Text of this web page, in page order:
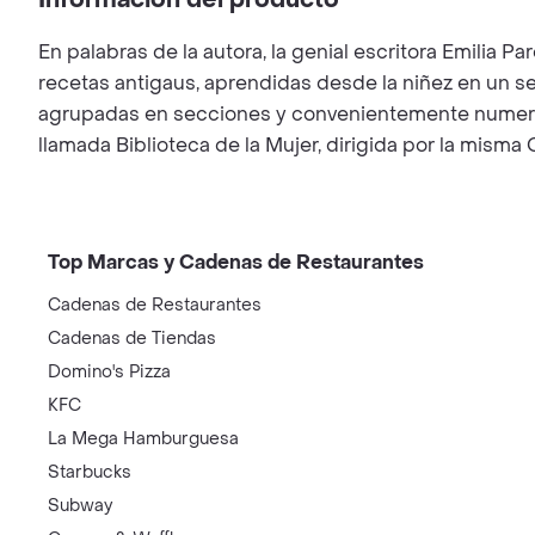
En palabras de la autora, la genial escritora Emilia
recetas antigaus, aprendidas desde la niñez en un
agrupadas en secciones y convenientemente
llamada Biblioteca de la Mujer, dirigida por la misma
Top Marcas y Cadenas de Restaurantes
Cadenas de Restaurantes
Cadenas de Tiendas
Domino's Pizza
KFC
La Mega Hamburguesa
Starbucks
Subway